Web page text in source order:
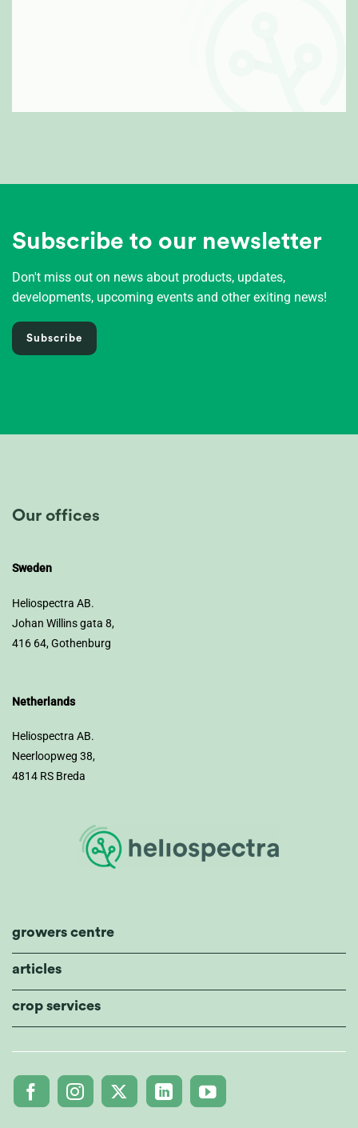
Subscribe to our newsletter
Don't miss out on news about products, updates,
developments, upcoming events and other exiting news!
Subscribe
Our offices
Sweden
Heliospectra AB.
Johan Willins gata 8,
416 64, Gothenburg
Netherlands
Heliospectra AB.
Neerloopweg 38,
4814 RS Breda
growers centre
articles
crop services